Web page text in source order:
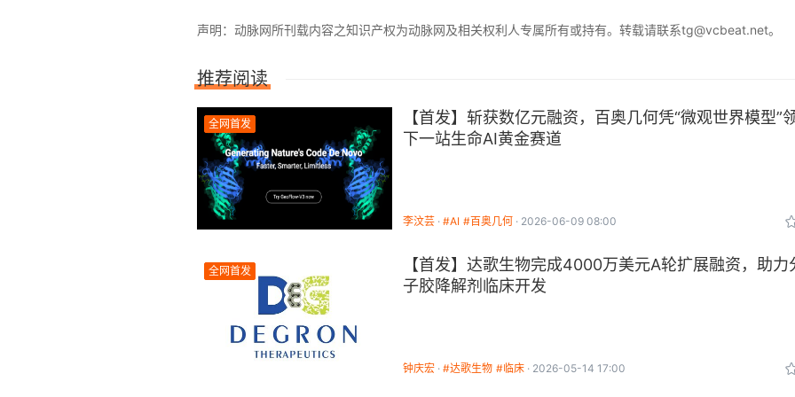
声明：动脉网所刊载内容之知识产权为动脉网及相关权利人专属所有或持有。转载请联系tg@vcbeat.net。
推荐阅读
全网首发
【首发】​斩获数亿元融资，百奥几何凭“微观世界模型”
下一站生命AI黄金赛道
李汶芸 #AI #百奥几何 2026-06-09 08:00
全网首发
【首发】达歌生物完成4000万美元A轮扩展融资，助力
子胶降解剂临床开发
钟庆宏 #达歌生物 #临床 2026-05-14 17:00